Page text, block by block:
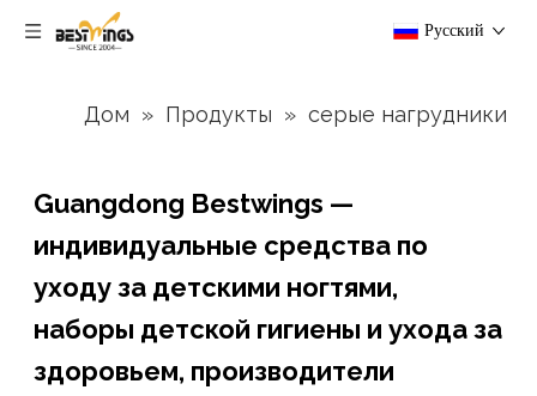
Pусский
Дом » Продукты » серые нагрудники
Guangdong Bestwings —
индивидуальные средства по
уходу за детскими ногтями,
наборы детской гигиены и ухода за
здоровьем, производители